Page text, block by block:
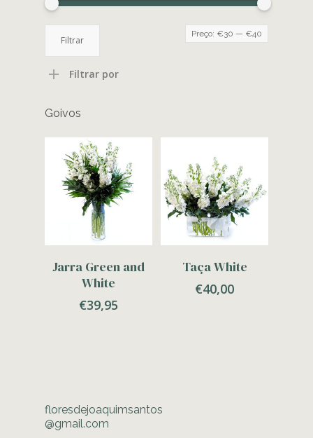
Filtrar
Preço: €30 — €40
Filtrar por
Goivos
Jarra Green and
White
€39,95
Taça White
€40,00
floresdejoaquimsantos
@gmail.com